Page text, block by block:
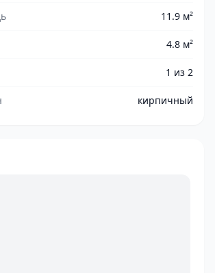
11.9 м²
4.8 м²
1 из 2
кирпичный